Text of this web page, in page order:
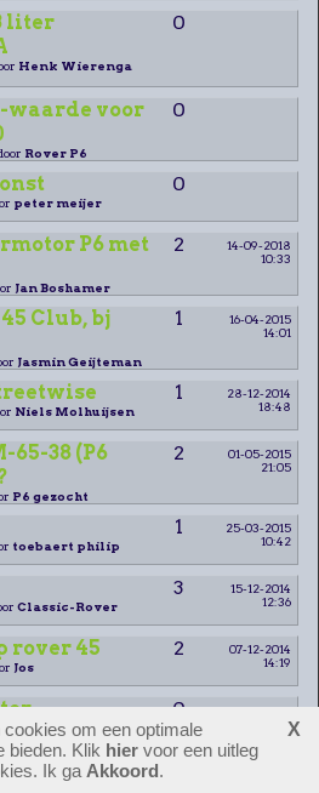
liter
0
Henk Wierenga
waarde voor
0
Rover P6
0
peter meijer
P6 met
2
14-09-2018
10:33
Jan Boshamer
Club, bj
1
16-04-2015
14:01
Jasmin Geijteman
1
28-12-2014
18:48
Niels Molhuijsen
65-38 (P6
2
01-05-2015
21:05
P6 gezocht
1
25-03-2015
10:42
toebaert philip
3
15-12-2014
12:36
Classic-Rover
rover 45 2
07-12-2014
14:19
Jos
0
René W.
vitesse
om een optimale
bieden. Klik hiervoor een uitleg
Ik ga Akkoord.
X